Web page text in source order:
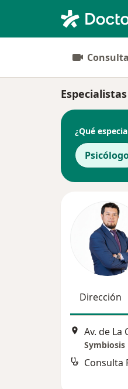
¿Qué
Dirección
Av. de La
Symbiosis
Consulta